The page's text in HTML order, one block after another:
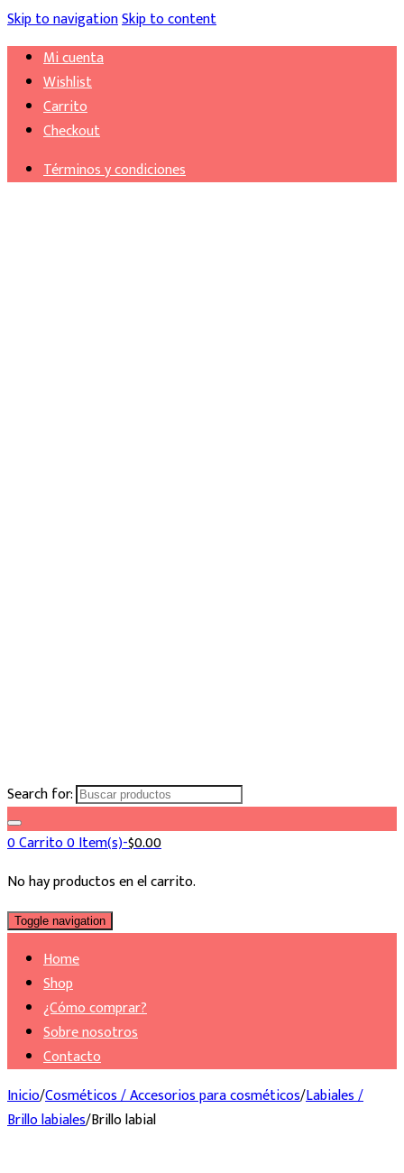
Skip to navigationSkip to content
Mi cuenta
Wishlist
Carrito
Checkout
Términos y condiciones
Search for:
0Carrito0 Item(s)-$0.00
No hay productos en el carrito.
Toggle navigation
Home
Shop
¿Cómo comprar?
Sobre nosotros
Contacto
Inicio/Cosméticos / Accesorios para cosméticos/Labiales /
Brillo labiales/Brillo labial